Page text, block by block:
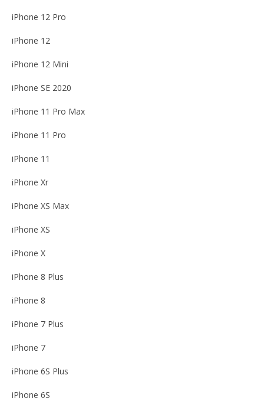
iPhone 12 Pro
iPhone 12
iPhone 12 Mini
iPhone SE 2020
iPhone 11 Pro Max
iPhone 11 Pro
iPhone 11
iPhone Xr
iPhone XS Max
iPhone XS
iPhone X
iPhone 8 Plus
iPhone 8
iPhone 7 Plus
iPhone 7
iPhone 6S Plus
iPhone 6S